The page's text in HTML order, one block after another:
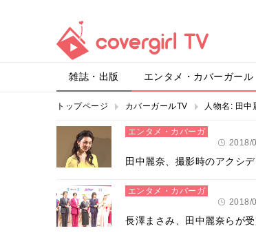
雑誌・出版 エンタメ・カバーガール
トップページ カバーガールTV 人物名: 田中
エンタメ・カバーガ
2018/
田中麗奈、撮影時のアクシ
エンタメ・カバーガ
2018/
長澤まさみ、田中麗奈らが